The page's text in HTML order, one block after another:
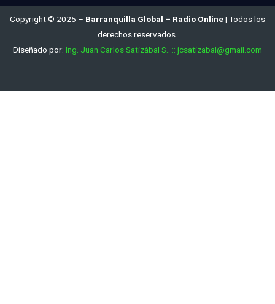
Copyright © 2025 – Barranquilla Global – Radio Online| Todos los
derechos reservados.
Diseñado por: Ing. Juan Carlos Satizábal S.. :: jcsatizabal@gmail.com